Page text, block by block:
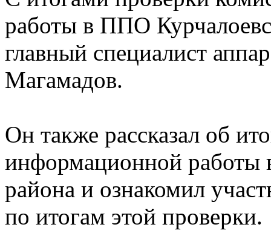
работы в ППО
главный специалист
Магамадов.
Он также рассказал об
информационной работы
района и ознакомил
по итогам этой проверки.